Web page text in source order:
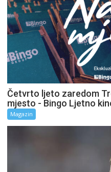
Četvrto ljeto zaredom
mjesto - Bingo Ljetno
Magazin